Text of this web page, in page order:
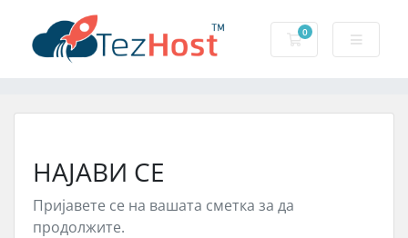
0
Потрошувачка
НАЈАВИ СЕ
Пријавете се на вашата сметка за да
продолжите.